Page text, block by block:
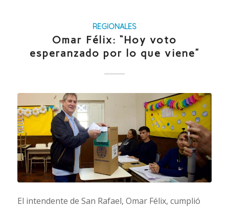
REGIONALES
Omar Félix: “Hoy voto
esperanzado por lo que viene”
El intendente de San Rafael, Omar Félix, cumplió